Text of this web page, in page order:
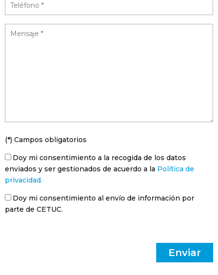
(*) Campos obligatorios
Doy mi consentimiento a la recogida de los datos
enviados y ser gestionados de acuerdo a la Política de
privacidad.
Doy mi consentimiento al envío de información por
parte de CETUC.